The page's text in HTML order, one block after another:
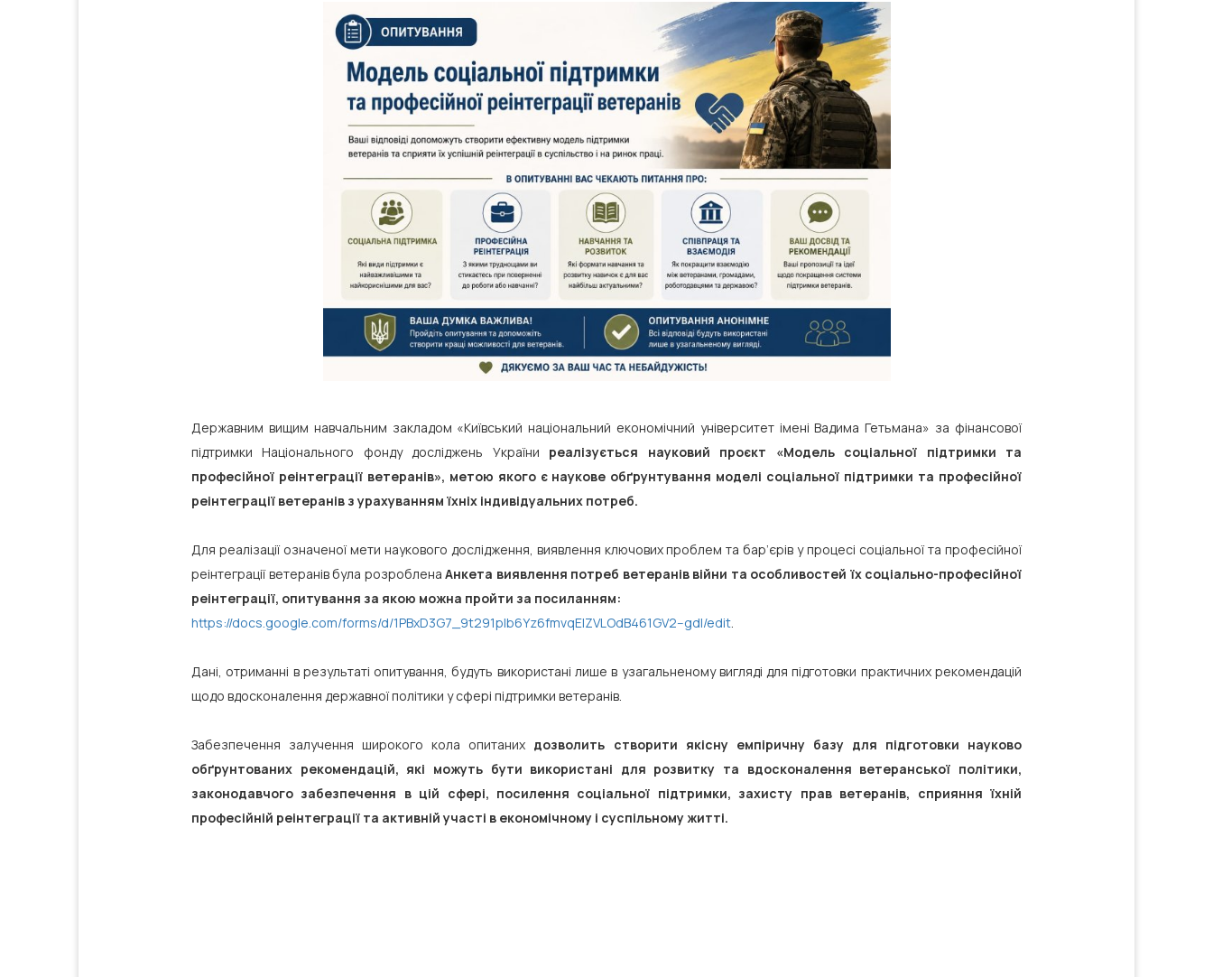
Державним вищим навчальним закладом «Київський національний економічний університет імені Вадима Гетьмана» за фінансової
підтримки Національного фонду досліджень України реалізується науковий проєкт «Модель соціальної підтримки та
професійної реінтеграції ветеранів», метою якого є наукове обґрунтування моделі соціальної підтримки та професійної
реінтеграції ветеранів з урахуванням їхніх індивідуальних потреб.
Для реалізації означеної мети наукового дослідження, виявлення ключових проблем та бар’єрів у процесі соціальної та професійної
реінтеграції ветеранів була розроблена Анкета виявлення потреб ветеранів війни та особливостей їх соціально-професійної
реінтеграції, опитування за якою можна пройти за посиланням:
https://docs.google.com/forms/d/1PBxD3G7_9t291pIb6Yz6fmvqElZVLOdB461GV2--gdI/edit.
Дані, отриманні в результаті опитування, будуть використані лише в узагальненому вигляді для підготовки практичних рекомендацій
щодо вдосконалення державної політики у сфері підтримки ветеранів.
Забезпечення залучення широкого кола опитаних дозволить створити якісну емпіричну базу для підготовки науково
обґрунтованих рекомендацій, які можуть бути використані для розвитку та вдосконалення ветеранської політики,
законодавчого забезпечення в цій сфері, посилення соціальної підтримки, захисту прав ветеранів, сприяння їхній
професійній реінтеграції та активній участі в економічному і суспільному житті.